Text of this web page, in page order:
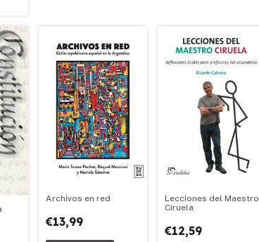
Archivos en red
€13,99
Lecciones del Maestro
Ciruela
€12,59